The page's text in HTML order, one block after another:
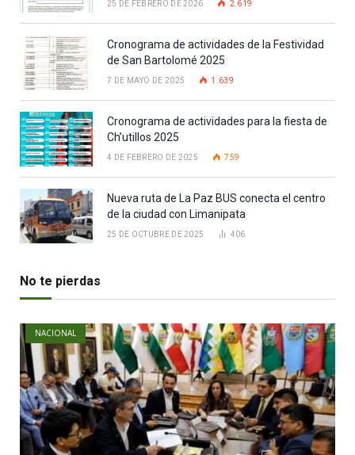
25 DE FEBRERO DE 2026 2.619
Cronograma de actividades de la Festividad
de San Bartolomé 2025
7 DE MAYO DE 2025 1.639
Cronograma de actividades para la fiesta de
Ch’utillos 2025
4 DE FEBRERO DE 2025 759
Nueva ruta de La Paz BUS conecta el centro
de la ciudad con Limanipata
25 DE OCTUBRE DE 2025 406
No te pierdas
NACIONAL